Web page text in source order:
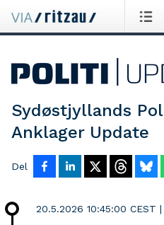
Sydøstjyllands
Anklager Update
Del
20.5.2026 10:45:00 CEST |